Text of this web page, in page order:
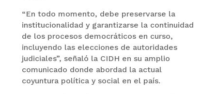
“En todo momento, debe preservarse la
institucionalidad y garantizarse la continuidad
de los procesos democráticos en curso,
incluyendo las elecciones de autoridades
judiciales”, señaló la CIDH en su amplio
comunicado donde abordad la actual
coyuntura política y social en el país.